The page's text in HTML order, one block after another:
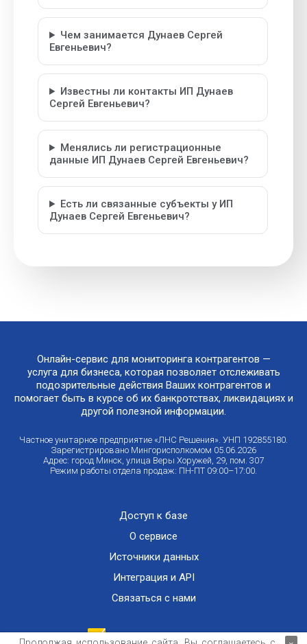
Чем занимается Дунаев Сергей
Евгеньевич?
Известны ли контакты ИП Дунаев
Сергей Евгеньевич?
Менялись ли регистрационные
данные ИП Дунаев Сергей Евгеньевич?
Есть ли связанные субъекты у ИП
Дунаев Сергей Евгеньевич?
Онлайн-сервис для мониторинга контрагентов —
услуга для бизнеса, которая позволяет отслеживать
подозрительные действия Ваших контрагентов и
помогает быть в курсе об их банкротствах, ликвидациях и
другой полезной информации.
Частное унитарное предприятие «ЛНС Решения». УНП 192855180.
Зарегистрировано Мингорисполкомом 05.06.2026
Адрес: город Минск, улица Веры Хоружей, 29, пом. 307
Режим работы отдела продаж: ПН-ПТ 09:00–17:00.
Доступ к базе
О сервисе
Источники данных
Интеграция и API
Связаться с нами